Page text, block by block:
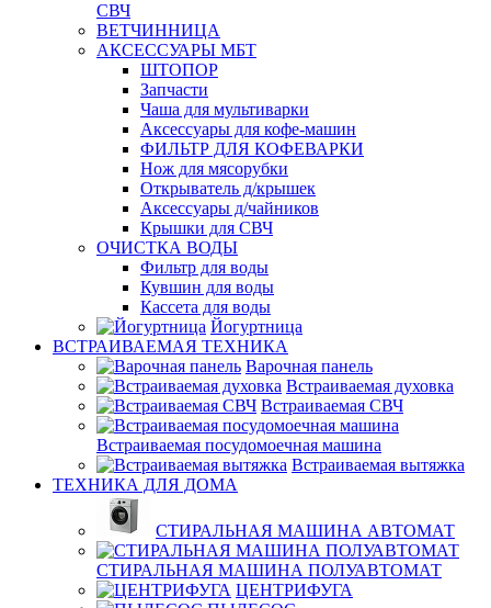
СВЧ
ВЕТЧИННИЦА
АКСЕССУАРЫ МБТ
ШТОПОР
Запчасти
Чаша для мультиварки
Аксессуары для кофе-машин
ФИЛЬТР ДЛЯ КОФЕВАРКИ
Нож для мясорубки
Открыватель д/крышек
Аксессуары д/чайников
Крышки для СВЧ
ОЧИСТКА ВОДЫ
Фильтр для воды
Кувшин для воды
Кассета для воды
Йогуртница
ВСТРАИВАЕМАЯ ТЕХНИКА
Варочная панель
Встраиваемая духовка
Встраиваемая СВЧ
Встраиваемая посудомоечная машина
Встраиваемая вытяжка
ТЕХНИКА ДЛЯ ДОМА
СТИРАЛЬНАЯ МАШИНА АВТОМАТ
СТИРАЛЬНАЯ МАШИНА ПОЛУАВТОМАТ
ЦЕНТРИФУГА